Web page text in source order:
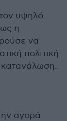
υψηλό
η
να
πολιτική
κατανάλωση.
αγορά